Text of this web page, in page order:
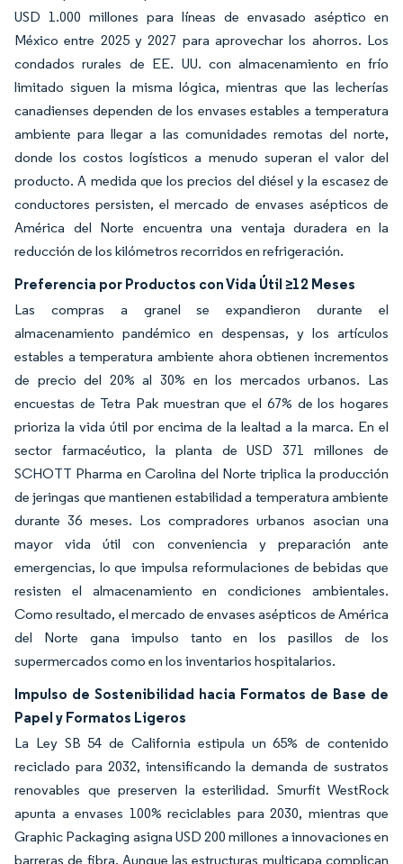
USD 1.000 millones para líneas de envasado aséptico en
México entre 2025 y 2027 para aprovechar los ahorros. Los
condados rurales de EE. UU. con almacenamiento en frío
limitado siguen la misma lógica, mientras que las lecherías
canadienses dependen de los envases estables a temperatura
ambiente para llegar a las comunidades remotas del norte,
donde los costos logísticos a menudo superan el valor del
producto. A medida que los precios del diésel y la escasez de
conductores persisten, el mercado de envases asépticos de
América del Norte encuentra una ventaja duradera en la
reducción de los kilómetros recorridos en refrigeración.
Preferencia por Productos con Vida Útil ≥12 Meses
Las compras a granel se expandieron durante el
almacenamiento pandémico en despensas, y los artículos
estables a temperatura ambiente ahora obtienen incrementos
de precio del 20% al 30% en los mercados urbanos. Las
encuestas de Tetra Pak muestran que el 67% de los hogares
prioriza la vida útil por encima de la lealtad a la marca. En el
sector farmacéutico, la planta de USD 371 millones de
SCHOTT Pharma en Carolina del Norte triplica la producción
de jeringas que mantienen estabilidad a temperatura ambiente
durante 36 meses. Los compradores urbanos asocian una
mayor vida útil con conveniencia y preparación ante
emergencias, lo que impulsa reformulaciones de bebidas que
resisten el almacenamiento en condiciones ambientales.
Como resultado, el mercado de envases asépticos de América
del Norte gana impulso tanto en los pasillos de los
supermercados como en los inventarios hospitalarios.
Impulso de Sostenibilidad hacia Formatos de Base de
Papel y Formatos Ligeros
La Ley SB 54 de California estipula un 65% de contenido
reciclado para 2032, intensificando la demanda de sustratos
renovables que preserven la esterilidad. Smurfit WestRock
apunta a envases 100% reciclables para 2030, mientras que
Graphic Packaging asigna USD 200 millones a innovaciones en
barreras de fibra. Aunque las estructuras multicapa complican